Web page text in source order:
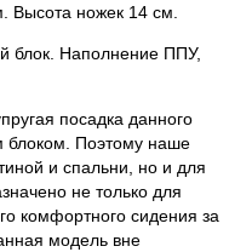
Высота ножек 14 см.
блок. Наполнение ППУ,
посадка данного
блоком. Поэтому наше
и спальни, но и для
не только для
комфортного сидения за
модель вне